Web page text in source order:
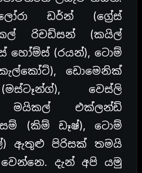
ඩර්න් (ග්‍රේස්
රිචඩ්සන් (කයිල්
හෝම්ස් (රයන්), ටොම්
ඩොමෙනික්
වෙස්ලි
මයිකල් එක්ලන්ඩ්
(කිම් ඩෑෂ්), ටොම්
ඇතුළු පිරිසක් තමයි
දැන් අපි යමු